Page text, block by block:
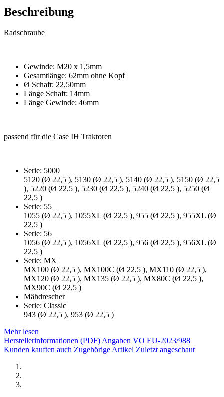
Beschreibung
Radschraube
Gewinde: M20 x 1,5mm
Gesamtlänge: 62mm ohne Kopf
Ø Schaft: 22,50mm
Länge Schaft: 14mm
Länge Gewinde: 46mm
passend für die Case IH Traktoren
Serie: 5000
5120 (Ø 22,5 ), 5130 (Ø 22,5 ), 5140 (Ø 22,5 ), 5150 (Ø 22,5
), 5220 (Ø 22,5 ), 5230 (Ø 22,5 ), 5240 (Ø 22,5 ), 5250 (Ø
22,5 )
Serie: 55
1055 (Ø 22,5 ), 1055XL (Ø 22,5 ), 955 (Ø 22,5 ), 955XL (Ø
22,5 )
Serie: 56
1056 (Ø 22,5 ), 1056XL (Ø 22,5 ), 956 (Ø 22,5 ), 956XL (Ø
22,5 )
Serie: MX
MX100 (Ø 22,5 ), MX100C (Ø 22,5 ), MX110 (Ø 22,5 ),
MX120 (Ø 22,5 ), MX135 (Ø 22,5 ), MX80C (Ø 22,5 ),
MX90C (Ø 22,5 )
Mähdrescher
Serie: Classic
943 (Ø 22,5 ), 953 (Ø 22,5 )
Mehr lesen
Herstellerinformationen (PDF)Angaben VO EU-2023/988
Kunden kauften auch Zugehörige Artikel Zuletzt angeschaut